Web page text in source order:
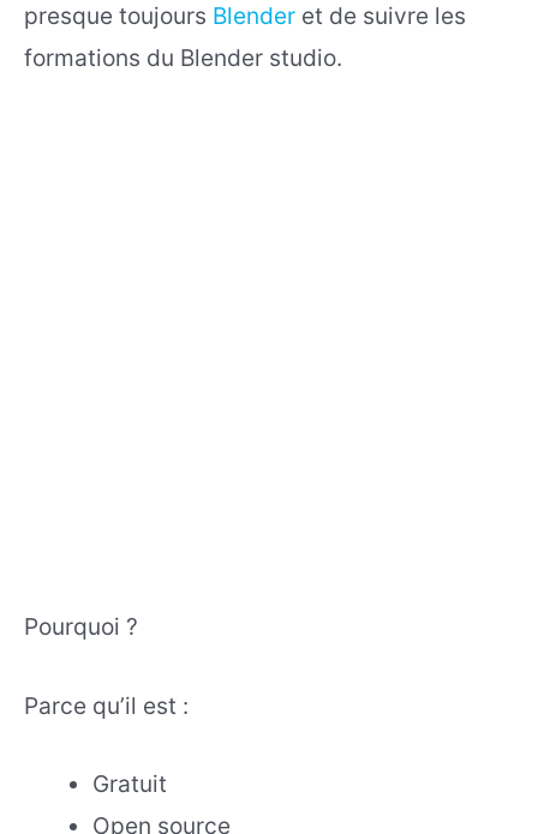
presque toujours Blender et de suivre les
formations du Blender studio.
Pourquoi ?
Parce qu’il est :
Gratuit
Open source